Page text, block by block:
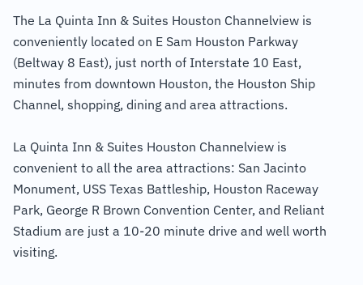
The La Quinta Inn & Suites Houston Channelview is
conveniently located on E Sam Houston Parkway
(Beltway 8 East), just north of Interstate 10 East,
minutes from downtown Houston, the Houston Ship
Channel, shopping, dining and area attractions.
La Quinta Inn & Suites Houston Channelview is
convenient to all the area attractions: San Jacinto
Monument, USS Texas Battleship, Houston Raceway
Park, George R Brown Convention Center, and Reliant
Stadium are just a 10-20 minute drive and well worth
visiting.